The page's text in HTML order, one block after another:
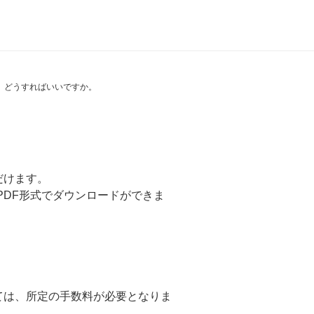
うすればいいですか。
ます。
形式でダウンロードができま
、所定の手数料が必要となりま